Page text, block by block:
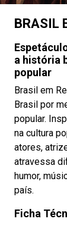
BRASIL
a história
popular
Brasil em
Brasil por
popular.
na cultura
atores,
atravessa
humor,
país.
Ficha